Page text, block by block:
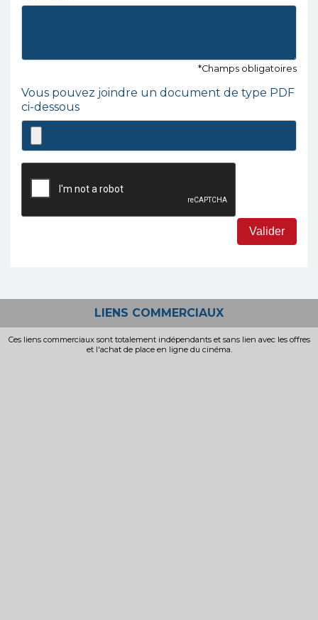
*Champs obligatoires
Vous pouvez joindre un document de type PDF
ci-dessous
Valider
LIENS COMMERCIAUX
Ces liens commerciaux sont totalement indépendants et sans lien avec les offres
et l'achat de place en ligne du cinéma.